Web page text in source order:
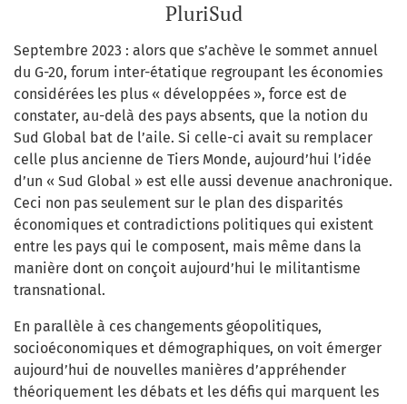
PluriSud
Septembre 2023 : alors que s’achève le sommet annuel
du G-20, forum inter-étatique regroupant les économies
considérées les plus « développées », force est de
constater, au-delà des pays absents, que la notion du
Sud Global bat de l’aile. Si celle-ci avait su remplacer
celle plus ancienne de Tiers Monde, aujourd’hui l’idée
d’un « Sud Global » est elle aussi devenue anachronique.
Ceci non pas seulement sur le plan des disparités
économiques et contradictions politiques qui existent
entre les pays qui le composent, mais même dans la
manière dont on conçoit aujourd’hui le militantisme
transnational.
En parallèle à ces changements géopolitiques,
socioéconomiques et démographiques, on voit émerger
aujourd’hui de nouvelles manières d’appréhender
théoriquement les débats et les défis qui marquent les